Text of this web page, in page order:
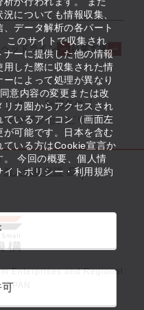
についても情報収集、
データ解析の各パート
このサイトで収集され
ーに提供した他の情報
した際に収集された情
によって処理が異なり
意内容の変更または改
カ圏からアクセスされ
いるアイコン（画面左
可能です。日本を含む
ている方はCookie宣言か
。 今回の概要、個人情
トポリシー・利用規約
ヘッドライン
起業支援
サイト利用条件
ェブアクセシビリティ
個人情報保護
Enterprises and Regional